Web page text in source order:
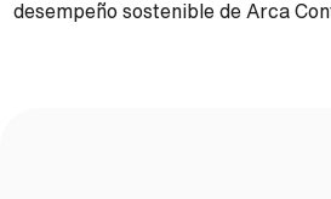
desempeño sostenible de Arca